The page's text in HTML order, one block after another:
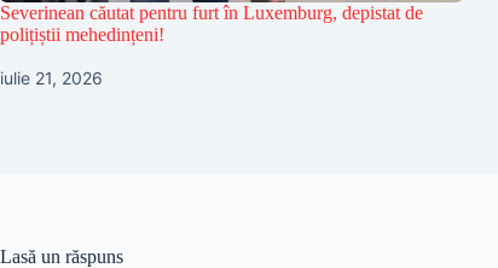
Severinean căutat pentru furt în Luxemburg, depistat de
polițiștii mehedințeni!
iulie 21, 2026
Lasă un răspuns